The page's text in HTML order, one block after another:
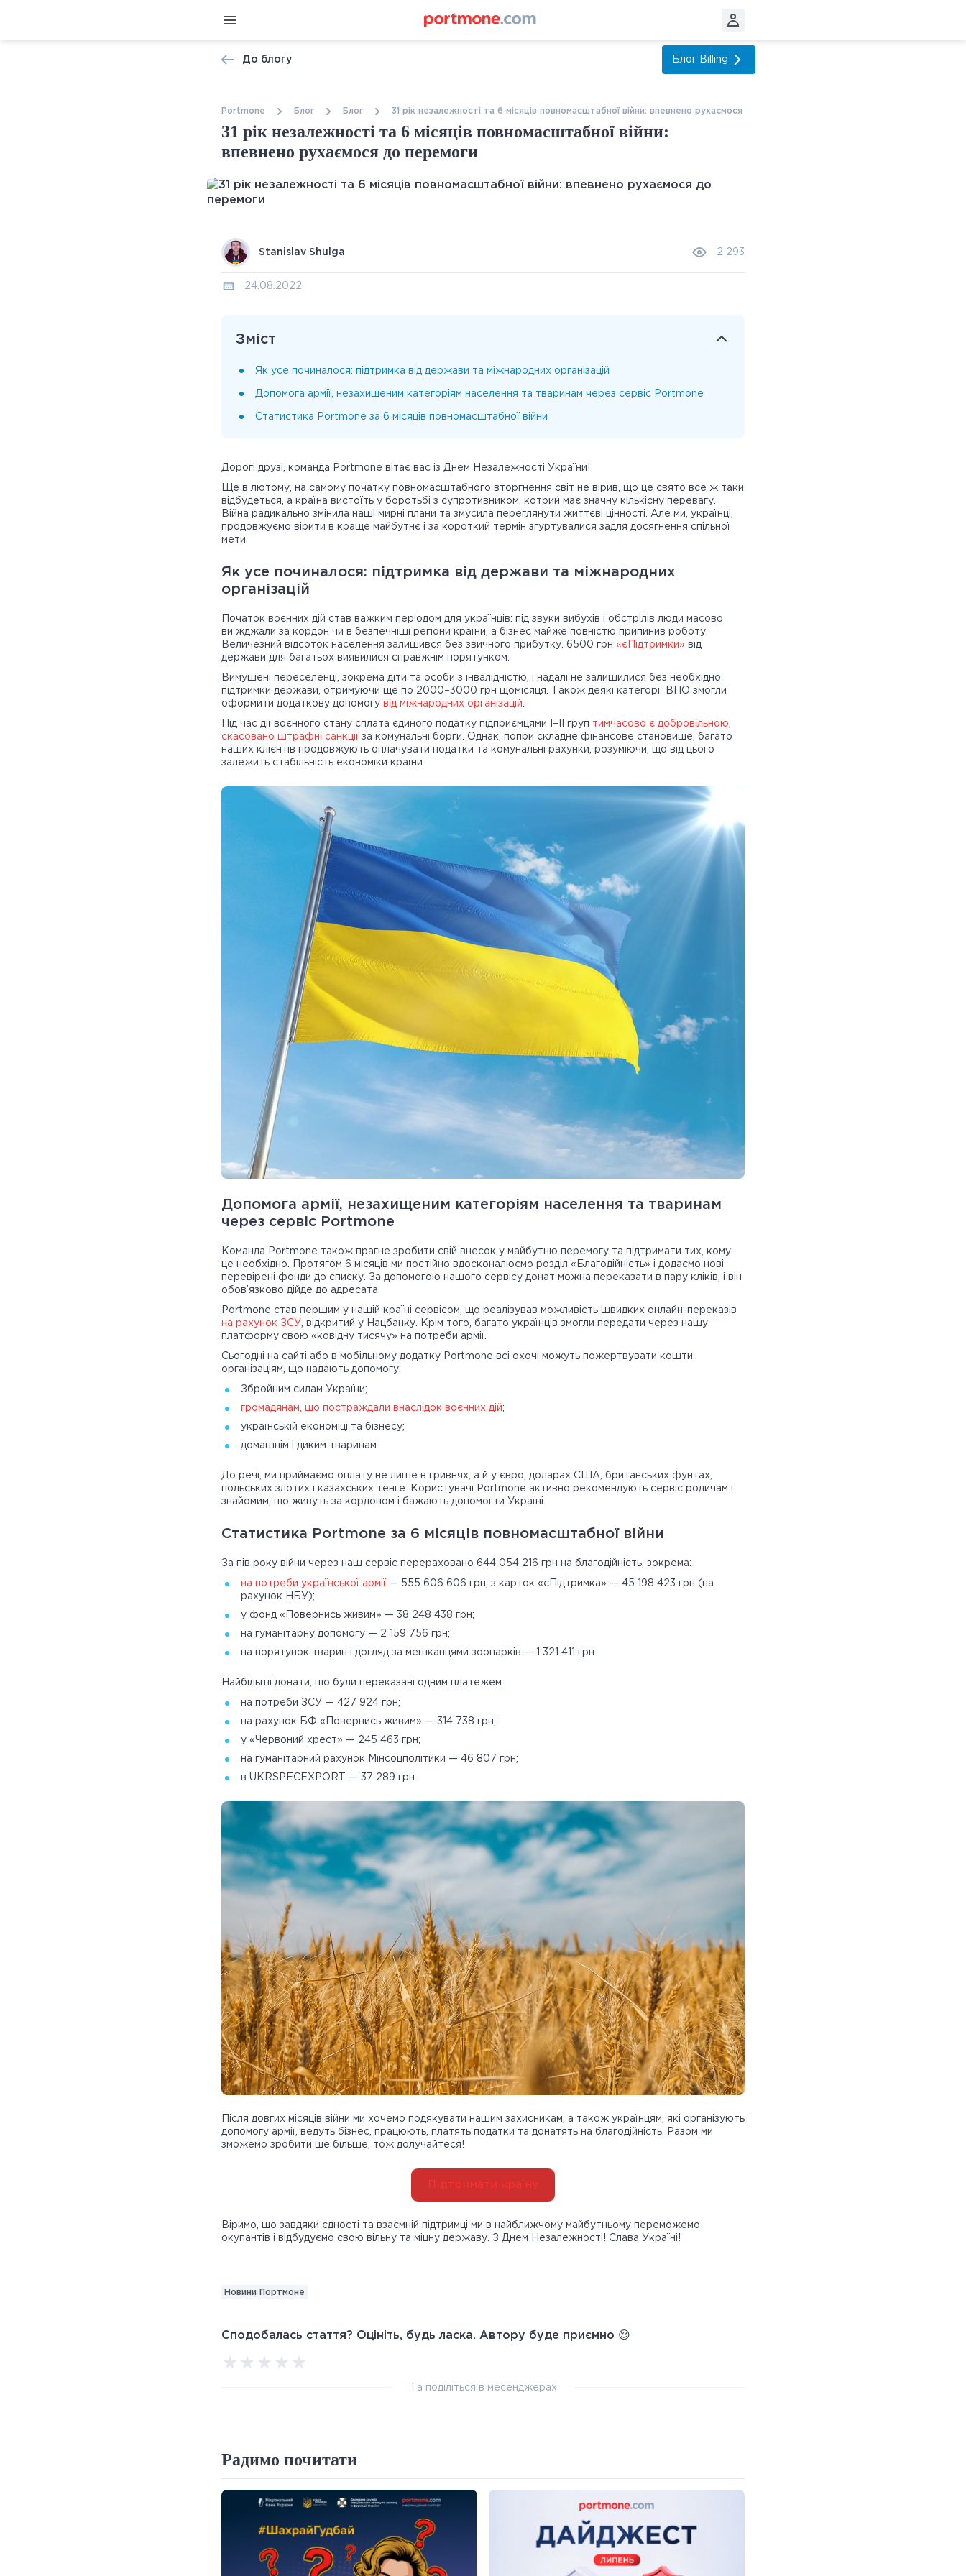
До блогу Блог Billing
Portmone Блог Блог 31 рік незалежності та 6 місяців повномасштабної війни: впевнено рухаємося до перемоги
31 рік незалежності та 6 місяців повномасштабної війни:
впевнено рухаємося до перемоги
Stanislav Shulga 2 293
24.08.2022
Зміст
Як усе починалося: підтримка від держави та міжнародних організацій
Допомога армії, незахищеним категоріям населення та тваринам через сервіс Portmone
Статистика Portmone за 6 місяців повномасштабної війни
Дорогі друзі, команда Portmone вітає вас із Днем Незалежності України!
Ще в лютому, на самому початку повномасштабного вторгнення світ не вірив, що це свято все ж таки
відбудеться, а країна вистоїть у боротьбі з супротивником, котрий має значну кількісну перевагу.
Війна радикально змінила наші мирні плани та змусила переглянути життєві цінності. Але ми, українці,
продовжуємо вірити в краще майбутнє і за короткий термін згуртувалися задля досягнення спільної
мети.
Як усе починалося: підтримка від держави та міжнародних
організацій
Початок воєнних дій став важким періодом для українців: під звуки вибухів і обстрілів люди масово
виїжджали за кордон чи в безпечніші регіони країни, а бізнес майже повністю припинив роботу.
Величезний відсоток населення залишився без звичного прибутку. 6500 грн «єПідтримки» від
держави для багатьох виявилися справжнім порятунком.
Вимушені переселенці, зокрема діти та особи з інвалідністю, і надалі не залишилися без необхідної
підтримки держави, отримуючи ще по 2000–3000 грн щомісяця. Також деякі категорії ВПО змогли
оформити додаткову допомогу від міжнародних організацій
Під час дії воєнного стану сплата єдиного податку підприємцями I–II груп тимчасово є добровільною
скасовано штрафні санкції за комунальні борги. Однак, попри складне фінансове становище, багато
наших клієнтів продовжують оплачувати податки та комунальні рахунки, розуміючи, що від цього
залежить стабільність економіки країни.
Допомога армії, незахищеним категоріям населення та тваринам
через сервіс Portmone
Команда Portmone також прагне зробити свій внесок у майбутню перемогу та підтримати тих, кому
це необхідно. Протягом 6 місяців ми постійно вдосконалюємо розділ «Благодійність» і додаємо нові
перевірені фонди до списку. За допомогою нашого сервісу донат можна переказати в пару кліків, і він
обов’язково дійде до адресата.
Portmone став першим у нашій країні сервісом, що реалізував можливість швидких онлайн-переказів
на рахунок ЗСУ , відкритий у Нацбанку. Крім того, багато українців змогли передати через нашу
платформу свою «ковідну тисячу» на потреби армії.
Сьогодні на сайті або в мобільному додатку Portmone всі охочі можуть пожертвувати кошти
організаціям, що надають допомогу:
Збройним силам України;
громадянам, що постраждали внаслідок воєнних дій;
українській економіці та бізнесу;
домашнім і диким тваринам.
До речі, ми приймаємо оплату не лише в гривнях, а й у євро, доларах США, британських фунтах,
польських злотих і казахських тенге. Користувачі Portmone активно рекомендують сервіс родичам і
знайомим, що живуть за кордоном і бажають допомогти Україні.
Статистика Portmone за 6 місяців повномасштабної війни
За пів року війни через наш сервіс перераховано 644 054 216 грн на благодійність, зокрема:
на потреби української армії — 555 606 606 грн, з карток «єПідтримка» — 45 198 423 грн (на
рахунок НБУ);
у фонд «Повернись живим» — 38 248 438 грн;
на гуманітарну допомогу — 2 159 756 грн;
на порятунок тварин і догляд за мешканцями зоопарків — 1 321 411 грн.
Найбільші донати, що були переказані одним платежем:
на потреби ЗСУ — 427 924 грн;
на рахунок БФ «Повернись живим» — 314 738 грн;
у «Червоний хрест» — 245 463 грн;
на гуманітарний рахунок Мінсоцполітики — 46 807 грн;
в UKRSPECEXPORT — 37 289 грн.
Після довгих місяців війни ми хочемо подякувати нашим захисникам, а також українцям, які організують
допомогу армії, ведуть бізнес, працюють, платять податки та донатять на благодійність. Разом ми
зможемо зробити ще більше, тож долучайтеся!
Підтримати країну
Віримо, що завдяки єдності та взаємній підтримці ми в найближчому майбутньому переможемо
окупантів і відбудуємо свою вільну та міцну державу. З Днем Незалежності! Слава Україні!
Новини Портмоне
Сподобалась стаття? Оцініть, будь ласка. Автору буде приємно 😌
Та поділіться в месенджерах
Радимо почитати